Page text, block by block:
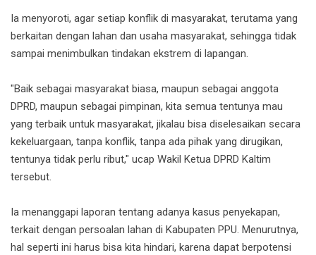
‎Ia menyoroti, agar setiap konflik di masyarakat, terutama yang
berkaitan dengan lahan dan usaha masyarakat, sehingga tidak
sampai menimbulkan tindakan ekstrem di lapangan.
‎"Baik sebagai masyarakat biasa, maupun sebagai anggota
DPRD, maupun sebagai pimpinan, kita semua tentunya mau
yang terbaik untuk masyarakat, jikalau bisa diselesaikan secara
kekeluargaan, tanpa konflik, tanpa ada pihak yang dirugikan,
tentunya tidak perlu ribut," ucap Wakil Ketua DPRD Kaltim
tersebut.
‎Ia menanggapi laporan tentang adanya kasus penyekapan,
terkait dengan persoalan lahan di Kabupaten PPU. Menurutnya,
hal seperti ini harus bisa kita hindari, karena dapat berpotensi